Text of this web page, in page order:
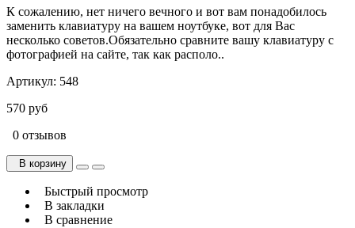
К сожалению, нет ничего вечного и вот вам понадобилось
заменить клавиатуру на вашем ноутбуке, вот для Вас
несколько советов.Обязательно сравните вашу клавиатуру с
фотографией на сайте, так как располо..
Артикул: 548
570 руб
0 отзывов
В корзину
Быстрый просмотр
В закладки
В сравнение